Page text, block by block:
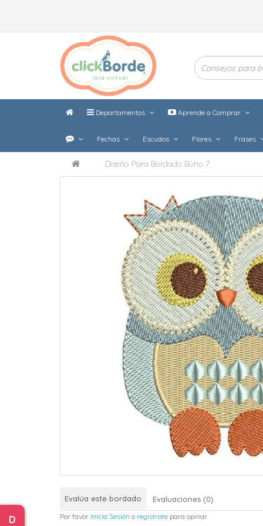
D
Departamentos Aprende a Comprar
Fechas Escudos Flores Frases
Diseño Para Bordado Búho 7
Evalúa este bordado Evaluaciones (0)
Por favor Inicia Sesión o registrate para opinar